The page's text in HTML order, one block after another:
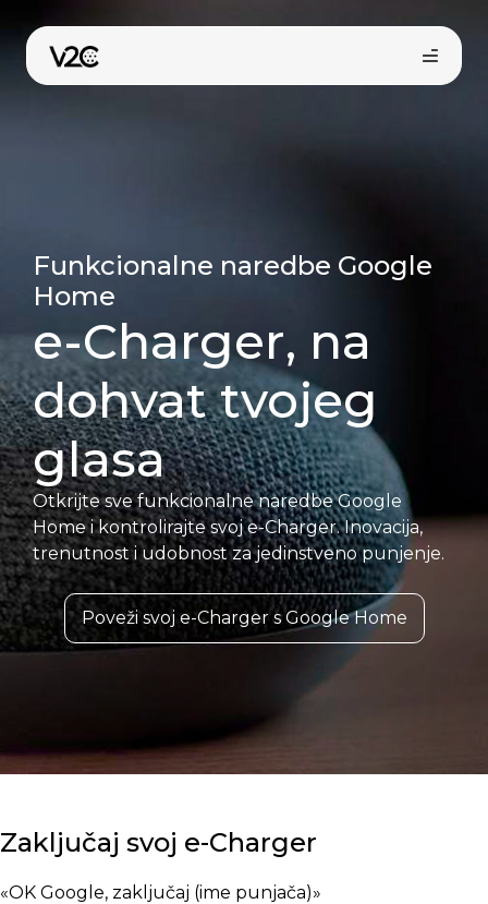
sadržaj
Funkcionalne naredbe Google
Home
e-Charger, na
dohvat tvojeg
glasa
Otkrijte sve funkcionalne naredbe Google
Home i kontrolirajte svoj e-Charger. Inovacija,
trenutnost i udobnost za jedinstveno punjenje.
Poveži svoj e-Charger s Google Home
Zaključaj svoj e-Charger
«OK Google, zaključaj (ime punjača)»